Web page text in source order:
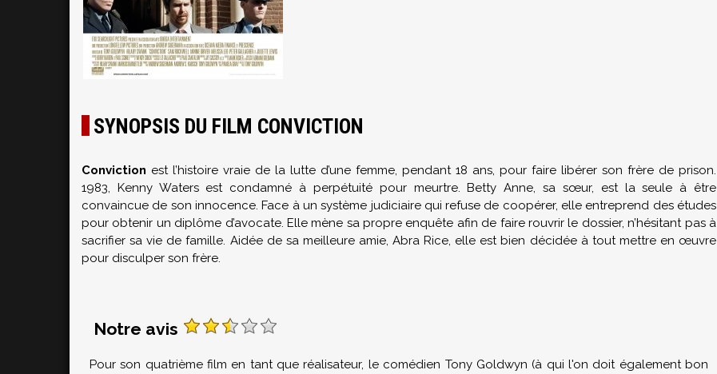
SYNOPSIS DU FILM CONVICTION
Conviction est l’histoire vraie de la lutte d’une femme, pendant 18 ans, pour faire libérer son frère de prison.
1983, Kenny Waters est condamné à perpétuité pour meurtre. Betty Anne, sa sœur, est la seule à être
convaincue de son innocence. Face à un système judiciaire qui refuse de coopérer, elle entreprend des études
pour obtenir un diplôme d’avocate. Elle mène sa propre enquête afin de faire rouvrir le dossier, n’hésitant pas à
sacrifier sa vie de famille. Aidée de sa meilleure amie, Abra Rice, elle est bien décidée à tout mettre en œuvre
pour disculper son frère.
Notre avis
Pour son quatrième film en tant que réalisateur, le comédien Tony Goldwyn (à qui l'on doit également bon